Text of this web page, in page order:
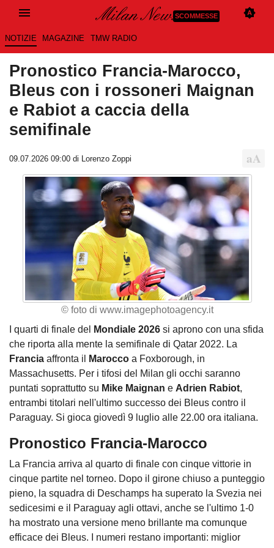
SCOMMESSE
NOTIZIE MAGAZINE TMW RADIO
Pronostico Francia-Marocco,
Bleus con i rossoneri Maignan
e Rabiot a caccia della
semifinale
09.07.2026 09:00 di Lorenzo Zoppi
© foto di www.imagephotoagency.it
I quarti di finale del
Mondiale 2026 si aprono con una sfida
che riporta alla mente la semifinale di Qatar 2022. La
Francia affronta il Marocco a Foxborough, in
Massachusetts. Per i tifosi del Milan gli occhi saranno
puntati soprattutto su Mike Maignan e Adrien Rabiot,
entrambi titolari nell'ultimo successo dei Bleus contro il
Paraguay. Si gioca giovedì 9 luglio alle 22.00 ora italiana.
Pronostico Francia-Marocco
La Francia arriva al quarto di finale con cinque vittorie in
cinque partite nel torneo. Dopo il girone chiuso a punteggio
pieno, la squadra di Deschamps ha superato la Svezia nei
sedicesimi e il Paraguay agli ottavi, anche se l'ultimo 1-0
ha mostrato una versione meno brillante ma comunque
efficace dei Bleus. I numeri restano importanti: miglior